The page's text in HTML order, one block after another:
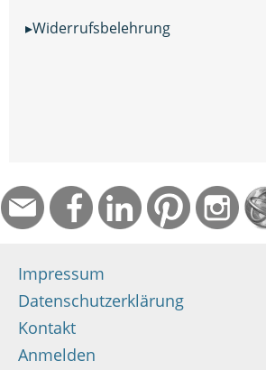
▸Widerrufsbelehrung
Impressum
Datenschutzerklärung
Kontakt
Anmelden